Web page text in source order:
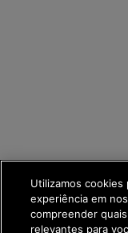
Utilizamos cookies
experiência em
compreender
relevantes para